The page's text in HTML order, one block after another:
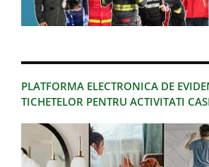
PLATFORMA ELECTRONICA DE
TICHETELOR PENTRU ACTIVITATI